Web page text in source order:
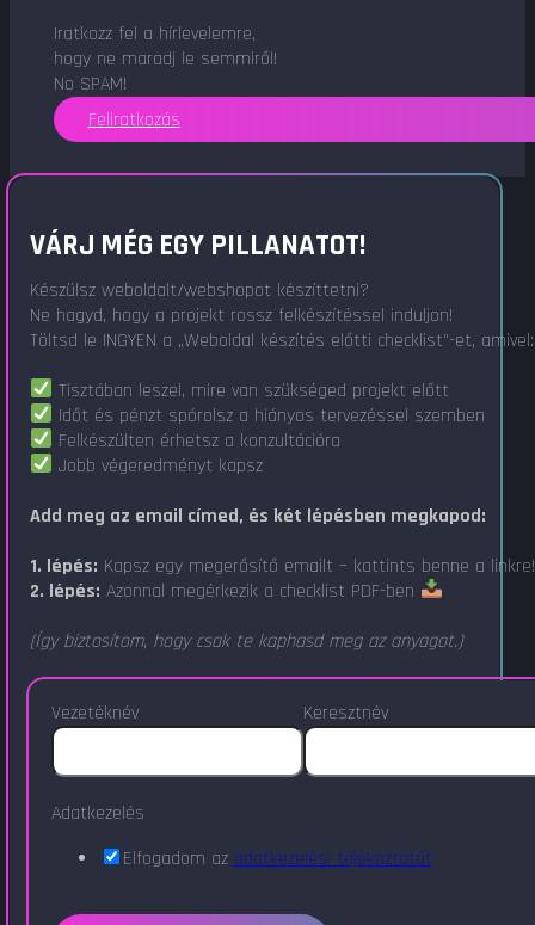
Iratkozz fel a hírlevelemre,
hogy ne maradj le semmiről!
No SPAM!
Feliratkozás
VÁRJ MÉG EGY PILLANATOT!
Készülsz weboldalt/webshopot készíttetni?
Ne hagyd, hogy a projekt rossz felkészítéssel induljon!
Töltsd le INGYEN a „Weboldal készítés előtti checklist"-et, amivel:
Tisztában leszel, mire van szükséged projekt előtt
Időt és pénzt spórolsz a hiányos tervezéssel szemben
Felkészülten érhetsz a konzultációra
Jobb végeredményt kapsz
Add meg az email címed, és két lépésben megkapod:
1. lépés: Kapsz egy megerősítő emailt – kattints benne a linkre!
2. lépés: Azonnal megérkezik a checklist PDF-ben
(Így biztosítom, hogy csak te kaphasd meg az anyagot.)
Vezetéknév Keresztnév
Adatkezelés
Elfogadom azadatkezelési tájékoztatót